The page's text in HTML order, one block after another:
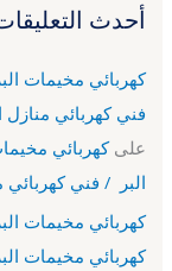
أحدث
فني كهربائي منازل
على
البر / فني كهربائي
كهربائي مخيمات البر » رقم